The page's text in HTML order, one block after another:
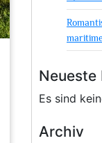
Neueste
Es sind
Archiv